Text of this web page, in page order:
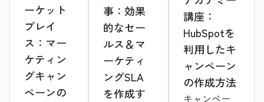
ーケット
プレイ
ス：マー
ケティン
グキャン
ペーンの
事：効果
的なセー
ルス＆マ
ーケティ
ングSLA
を作成す
講座：
HubSpotを
利用したキ
ャンペーン
の作成方法
キャンペー